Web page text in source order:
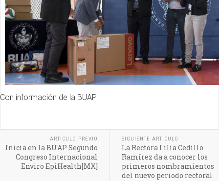
Con información de la BUAP
ARTÍCULO PREVIO
Inicia en la BUAP Segundo
Congreso Internacional
Enviro EpiHealth[MX]
SIGUIENTE ARTÍCULO
La Rectora Lilia Cedillo
Ramírez da a conocer los
primeros nombramientos
del nuevo periodo rectoral